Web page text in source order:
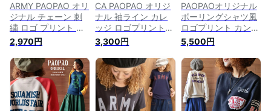
ARMY PAOPAO オリ
ジナル チェーン 刺
繍 ロゴ プリント ト
レーナー【長袖 カレ
ッジ アメカジ ゆる
カジ ストリート 森
ガール 山ガール ミ
ニ裏毛 スウェット地
カジュアル 別注 プ
ルオーバー クルーネ
2,970円
CA PAOPAO オリジ
ナル 袖ライン カレ
ッジ ロゴプリント
ラグラン プルオーバ
ーパーカー【綿
100％ コットン アメ
カジ ストリート 森
ガール スウェット地
カジュアル ヴィンテ
ージ風 古着風 メン
3,300円
PAOPAOオリジナル
ボーリングシャツ風
ロゴプリント カンガ
ルーポケット付き ト
レーナー【スウェッ
ト プルオーバー 長
袖 アメカジ ナチュ
ラル ストリート 森
ガール カジュアル
メンズライク バイカ
5,500円